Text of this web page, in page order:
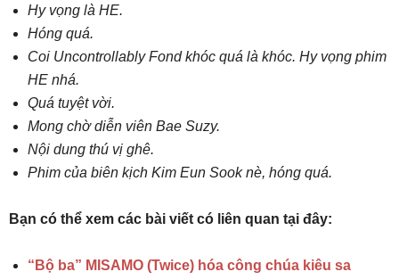
Hy vọng là HE.
Hóng quá.
Coi Uncontrollably Fond khóc quá là khóc. Hy vọng phim
HE nhá.
Quá tuyệt vời.
Mong chờ diễn viên Bae Suzy.
Nội dung thú vị ghê.
Phim của biên kịch Kim Eun Sook nè, hóng quá.
Bạn có thể xem các bài viết có liên quan tại đây:
“Bộ ba” MISAMO (Twice) hóa công chúa kiêu sa